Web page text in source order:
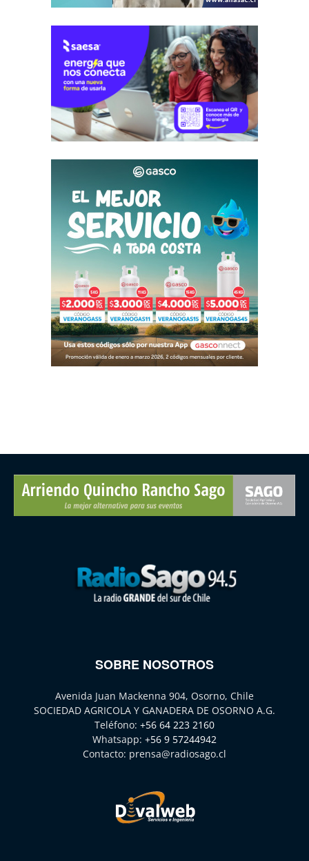
SOBRE NOSOTROS
Avenida Juan Mackenna 904, Osorno, Chile
SOCIEDAD AGRICOLA Y GANADERA DE OSORNO A.G.
Teléfono: +56 64 223 2160
Whatsapp: +56 9 57244942
Contacto: prensa@radiosago.cl